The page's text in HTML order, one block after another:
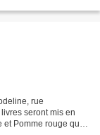
rue
seront mis en
et Pomme rouge qui